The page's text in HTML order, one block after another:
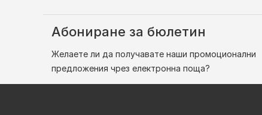
Абониране за бюлетин
Желаете ли да получавате наши промоционални
предложения чрез електронна поща?